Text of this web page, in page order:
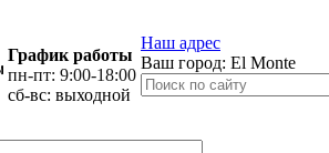
График работы
пн-пт: 9:00-18:00
сб-вс: выходной
Наш адрес
Ваш город: El Monte